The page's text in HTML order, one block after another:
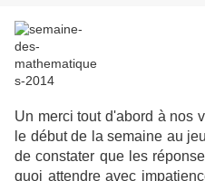
Un merci tout d'abord à nos
le début de la semaine au
de constater que les
quoi attendre avec